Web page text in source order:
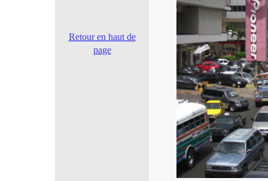
Retour en haut de
page